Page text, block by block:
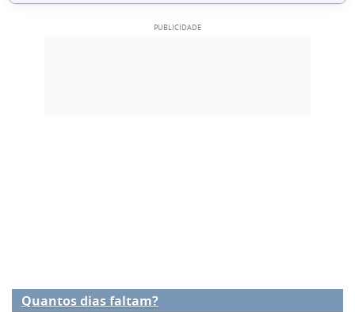
Quantos dias faltam?